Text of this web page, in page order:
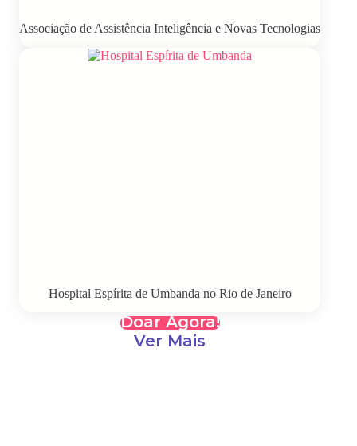
Associação de Assistência Inteligência e Novas Tecnologias
Hospital Espírita de Umbanda no Rio de Janeiro
Doar Agora!
Ver Mais